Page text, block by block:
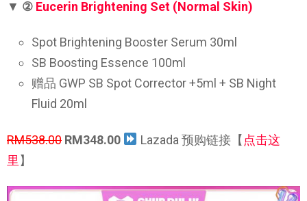
▼ ② Eucerin Brightening Set (Normal Skin)
Spot Brightening Booster Serum 30ml
SB Boosting Essence 100ml
赠品 GWP SB Spot Corrector +5ml + SB Night
Fluid 20ml
RM538.00 RM348.00 Lazada 预购链接【点击这
里】